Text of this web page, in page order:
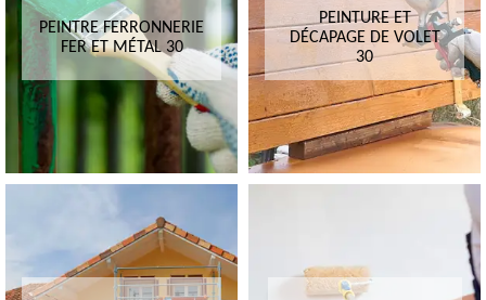
PEINTRE FERRONNERIE
FER ET MÉTAL 30
PEINTURE ET
DÉCAPAGE DE VOLET
30